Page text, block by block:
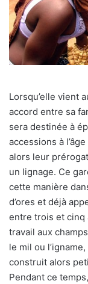
Lorsqu’elle vient
accord entre sa
sera destinée à
accessions à
alors leur
un lignage. Ce
cette manière
d’ores et déjà
entre trois et cinq
travail aux
le mil ou
construit alors
Pendant ce